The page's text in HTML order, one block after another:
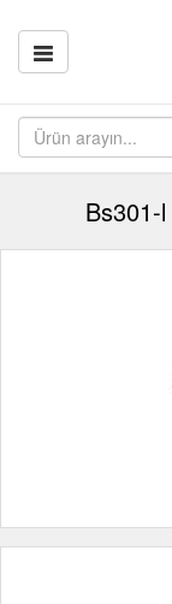
Bs301-